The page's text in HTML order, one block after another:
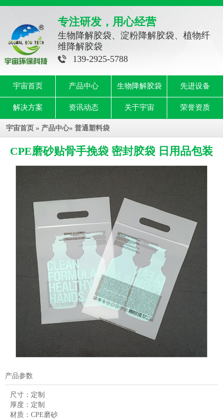
专注研发，用心经营
生物降解胶袋、淀粉降解胶袋、植物纤
维降解胶袋
139-2925-5788
宇宙首页 产品中心 生物降解胶袋 先进设备
解决方案 资讯动态 关于宇宙 荣誉资质
宇宙首页 » 产品中心» 普通塑料袋
CPE磨砂贴骨手挽袋 密封胶袋 日用品包装
产品参数
尺寸： 定制
厚度： 定制
材质： CPE磨砂